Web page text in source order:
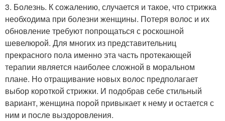
3. Болезнь. К сожалению, случается и такое, что стрижка
необходима при болезни женщины. Потеря волос и их
обновление требуют попрощаться с роскошной
шевелюрой. Для многих из представительниц
прекрасного пола именно эта часть протекающей
терапии является наиболее сложной в моральном
плане. Но отращивание новых волос предполагает
выбор короткой стрижки. И подобрав себе стильный
вариант, женщина порой привыкает к нему и остается с
ним и после выздоровления.